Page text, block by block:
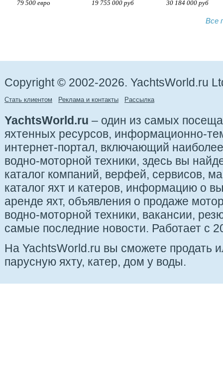
79 500 евро 19 755 000 руб 30 184 000 руб
Все
Copyright © 2002-2026. YachtsWorld.ru
Стать клиентом Реклама и контакты Рассылка
YachtsWorld.ru – один из самых
яхтенных ресурсов, информационно-
интернет-портал, включающий
водно-моторной техники, здесь вы
каталог компаний, верфей, сервисов,
каталог яхт и катеров, информацию о
аренде яхт, объявления о продаже
водно-моторной техники, вакансии,
самые последние новости. Работает с
На YachtsWorld.ru вы сможете продать
парусную яхту, катер, дом у воды.